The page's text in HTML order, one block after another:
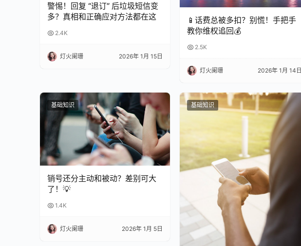
警惕！回复 “退订” 后垃圾短信变
多？真相和正确应对方法都在这
2.4K
灯火阑珊 2026年 1月 15日
📱话费总被多扣？别慌！手把手
教你维权追回💰
2.5K
灯火阑珊 2026年 1月 14日
基础知识
销号还分主动和被动？差别可大
了！💡
1.4K
灯火阑珊 2026年 1月 5日
基础知识